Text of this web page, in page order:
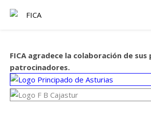
FICA agradece la colaboración de sus
patrocinadores.